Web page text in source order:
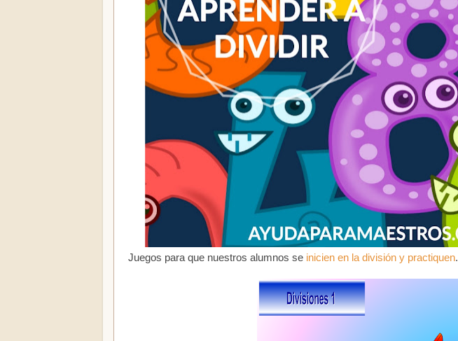
Juegos para que nuestros alumnos se inicien en la división y practiquen.